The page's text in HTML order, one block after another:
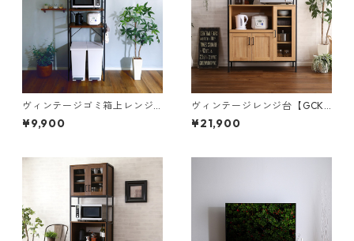
ヴィンテージゴミ箱上レンジ
ラック【VAD-T2R】
¥9,900
ヴィンテージレンジ台【GCK-
90R】
¥21,900